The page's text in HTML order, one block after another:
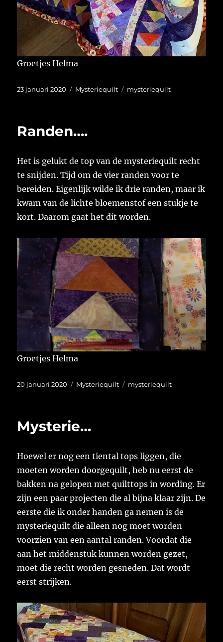
Groetjes Helma
Geplaatst
23 januari 2020 Categorieën
Mysteriequilt Tags
mysteriequilt
Randen….
Het is gelukt de top van de mysteriequilt recht
te snijden. Tijd om de vier randen voor te
bereiden. Eigenlijk wilde ik drie randen, maar ik
kwam van de lichte bloemenstof een stukje te
kort. Daarom gaat het dit worden.
Groetjes Helma
Geplaatst
20 januari 2020 Categorieën
Mysteriequilt Tags
mysteriequilt
Mysterie…
Hoewel er nog een tiental tops liggen, die
moeten worden doorgequilt, heb nu eerst de
bakken na gelopen met quilttops in wording. Er
zijn een paar projecten die al bijna klaar zijn. De
eerste die ik onder handen ga nemen is de
mysteriequilt die alleen nog moet worden
voorzien van een aantal randen. Voordat die
aan het middenstuk kunnen worden gezet,
moet die recht worden gesneden. Dat wordt
eerst strijken.